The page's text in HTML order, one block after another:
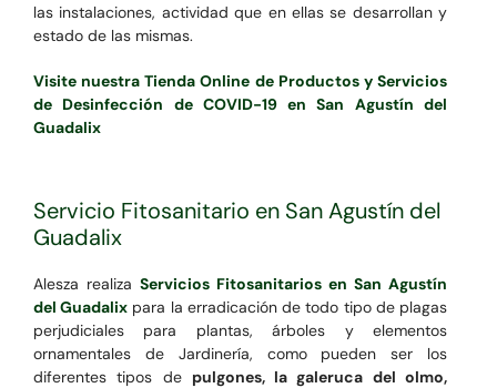
las instalaciones, actividad que en ellas se desarrollan y
estado de las mismas.
Visite nuestra Tienda Online de Productos y Servicios
de Desinfección de COVID-19 en San Agustín del
Guadalix
Servicio Fitosanitario en San Agustín del
Guadalix
Alesza realiza Servicios Fitosanitarios en San Agustín
del Guadalix para la erradicación de todo tipo de plagas
perjudiciales para plantas, árboles y elementos
ornamentales de Jardinería, como pueden ser los
diferentes tipos de pulgones, la galeruca del olmo,